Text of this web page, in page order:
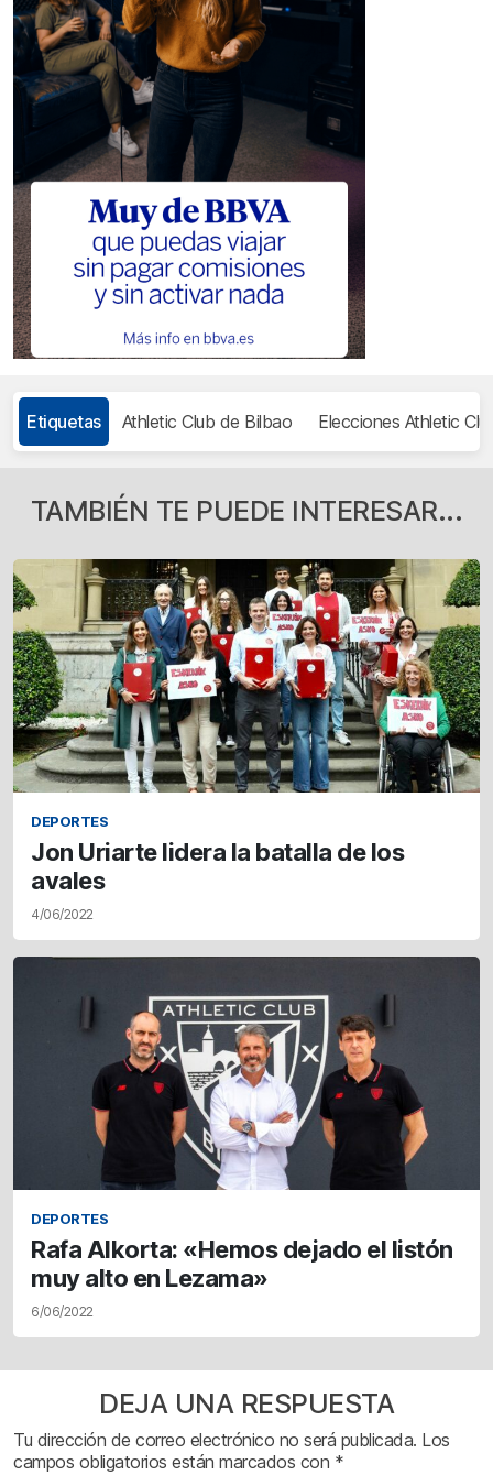
Etiquetas Athletic Club de Bilbao Elecciones Athletic
TAMBIÉN TE PUEDE INTERESAR...
DEPORTES
Jon Uriarte lidera la batalla de los
avales
4/06/2022
DEPORTES
Rafa Alkorta: «Hemos dejado el listón
muy alto en Lezama»
6/06/2022
DEJA UNA RESPUESTA
Tu dirección de correo electrónico no será publicada. Los
campos obligatorios están marcados con *